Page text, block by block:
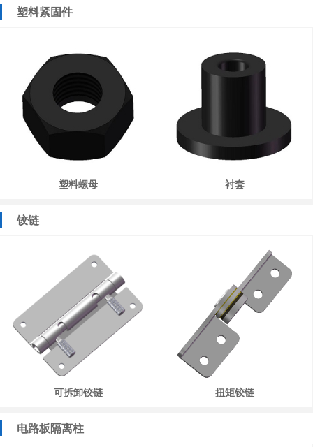
塑料紧固件
塑料螺母 衬套
铰链
可拆卸铰链 扭矩铰链
电路板隔离柱